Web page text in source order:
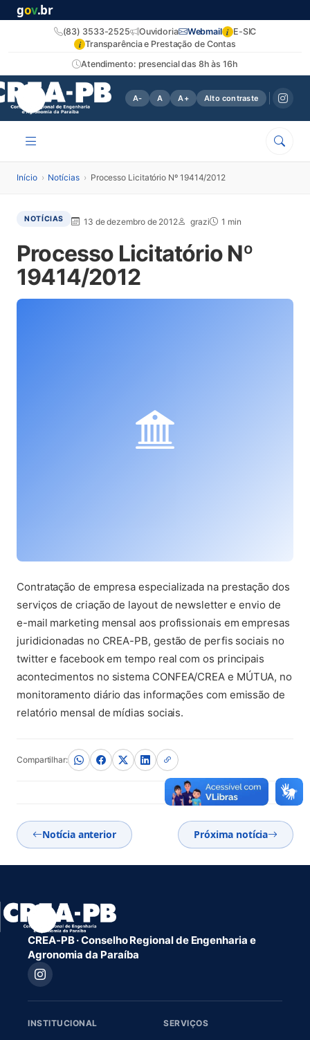
gov.br
Atendimento: presencial das 8h às 16h
(83) 3533-2525 Ouvidoria Webmail i E-SIC
i Transparência e Prestação de Contas
A- A A+ Alto contraste
Início › Notícias › Processo Licitatório Nº 19414/2012
NOTÍCIAS 13 de dezembro de 2012 grazi 1 min
Processo Licitatório Nº
19414/2012
Contratação de empresa especializada na prestação dos
serviços de criação de layout de newsletter e envio de
e-mail marketing mensal aos profissionais em empresas
juridicionadas no CREA-PB, gestão de perfis sociais no
twitter e facebook em tempo real com os principais
acontecimentos no sistema CONFEA/CREA e MÚTUA, no
monitoramento diário das informações com emissão de
relatório mensal de mídias sociais.
Compartilhar:
Notícia anterior Próxima notícia
CREA-PB · Conselho Regional de Engenharia e
Agronomia da Paraíba
INSTITUCIONAL SERVIÇOS